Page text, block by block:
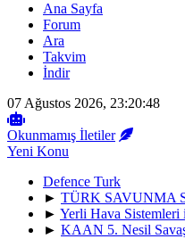
Ana Sayfa
Forum
Ara
Takvim
İndir
07 Ağustos 2026, 23:20:48
Okunmamış İletiler
Yeni Konu
Defence Turk
► TÜRK SAVUNMA
► Yerli Hava
► KAAN 5. Nesil